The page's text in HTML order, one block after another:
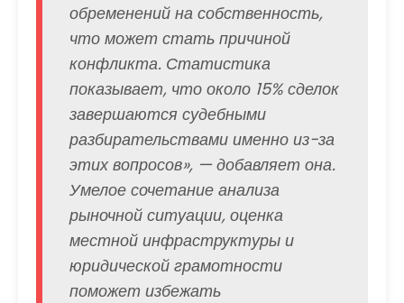
обременений на собственность,
что может стать причиной
конфликта. Статистика
показывает, что около 15% сделок
завершаются судебными
разбирательствами именно из-за
этих вопросов», — добавляет она.
Умелое сочетание анализа
рыночной ситуации, оценка
местной инфраструктуры и
юридической грамотности
поможет избежать